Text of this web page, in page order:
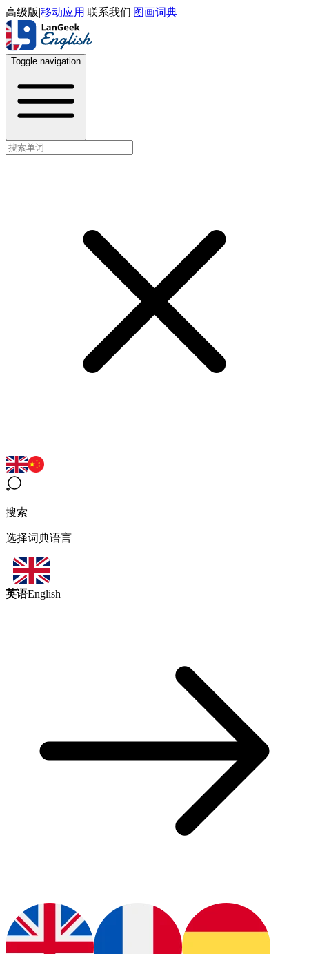
高级版|移动应用 |联系我们|图画词典
Toggle navigation
搜索
选择词典语言
英语English